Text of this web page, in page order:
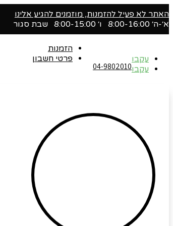
האתר לא פעיל להזמנות, מוזמנים להגיע אלינו
א׳-ה׳ 8:00-16:00 ו׳ 8:00-15:00 שבת סגור
עקבו
עקבו04-9802010‬
הזמנות
פרטי חשבון